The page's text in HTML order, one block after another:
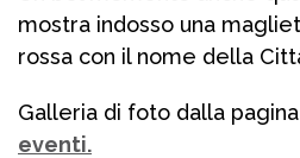
mostra indosso una
rossa con il nome della
Galleria di foto dalla pagina
eventi.